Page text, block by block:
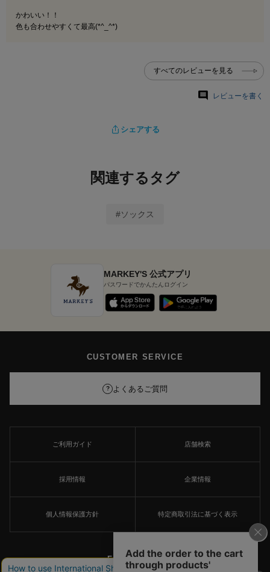
×
かわいい！！
色も合わせやすくて最高(*^_^*)
すべてのレビューを見る
レビューを書く
シェアする
関連するタグ
#ソックス
MARKEY'S 公式アプリ
パスワードでかんたんログイン
CUSTOMER SERVICE
? よくあるご質問
ご利用ガイド 店舗検索
採用情報 企業情報
個人情報保護方針 特定商取引法に基づく表示
FOLLOW US